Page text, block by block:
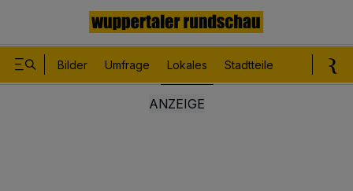
Bilder Umfrage Lokales Stadtteile